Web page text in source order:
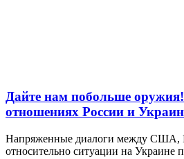
Дайте нам побольше
отношениях России и
Напряженные диалоги между США,
относительно ситуации на Украине